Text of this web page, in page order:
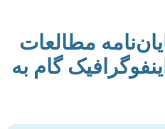
مطالعات
گام به